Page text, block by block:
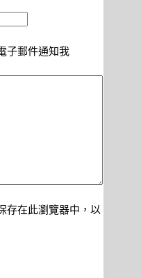
子郵件通知我
存在此瀏覽器中，以